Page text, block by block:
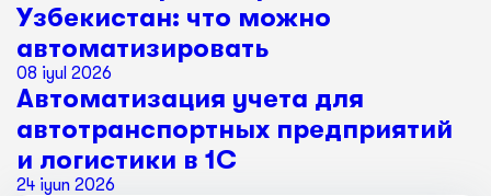
Узбекистан: что можно
автоматизировать
08 iyul 2026
Автоматизация учета для
автотранспортных предприятий
и логистики в 1С
24 iyun 2026